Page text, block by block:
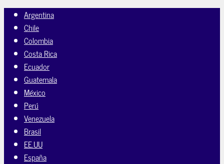
Argentina
Chile
Colombia
Costa Rica
Ecuador
Guatemala
México
Perú
Venezuela
Brasil
EE.UU
España